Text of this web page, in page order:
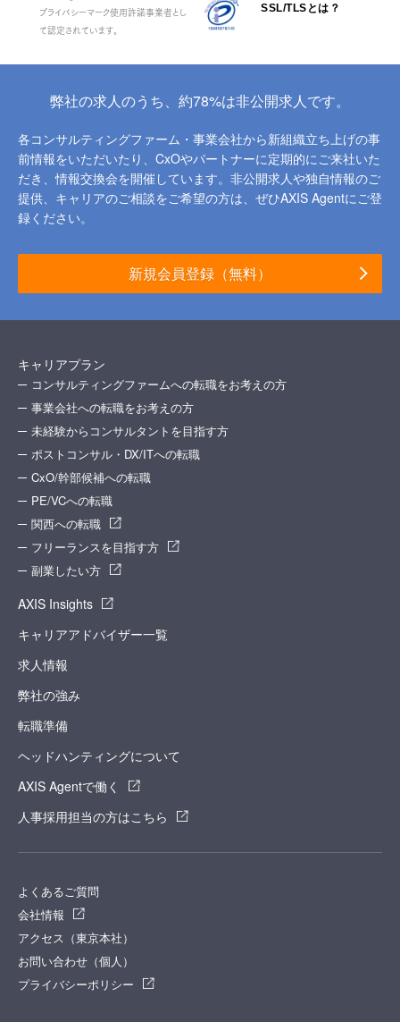
プライバシーマーク使用許諾事業者とし
て認定されています。
SSL/TLSとは？
弊社の求人のうち、約78%は非公開求人です。
各コンサルティングファーム・事業会社から新組織立ち上げの事
前情報をいただいたり、 CxOやパートナーに定期的にご来社いた
だき、情報交換会を開催しています。 非公開求人や独自情報のご
提供、キャリアのご相談をご希望の方は、ぜひAXIS Agentにご登
録ください。
新規会員登録（無料）
キャリアプラン
コンサルティングファームへの転職をお考えの方
事業会社への転職をお考えの方
未経験からコンサルタントを目指す方
ポストコンサル・DX/ITへの転職
CxO/幹部候補への転職
PE/VCへの転職
関西への転職
フリーランスを目指す方
副業したい方
AXIS Insights
キャリアアドバイザー一覧
求人情報
弊社の強み
転職準備
ヘッドハンティングについて
AXIS Agentで働く
人事採用担当の方はこちら
よくあるご質問
会社情報
アクセス（東京本社）
お問い合わせ（個人）
プライバシーポリシー